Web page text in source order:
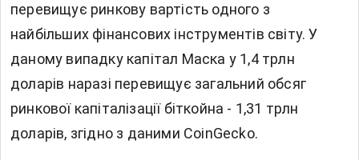
перевищує ринкову вартість одного з
найбільших фінансових інструментів світу. У
даному випадку капітал Маска у 1,4 трлн
доларів наразі перевищує загальний обсяг
ринкової капіталізації біткойна - 1,31 трлн
доларів, згідно з даними CoinGecko.